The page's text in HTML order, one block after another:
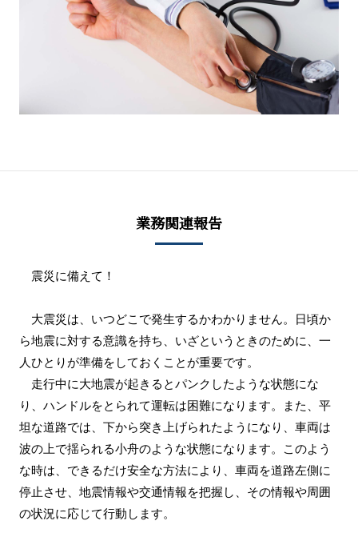
業務関連報告
震災に備えて！
大震災は、いつどこで発生するかわかりません。日頃か
ら地震に対する意識を持ち、いざというときのために、一
人ひとりが準備をしておくことが重要です。
走行中に大地震が起きるとパンクしたような状態にな
り、ハンドルをとられて運転は困難になります。また、平
坦な道路では、下から突き上げられたようになり、車両は
波の上で揺られる小舟のような状態になります。このよう
な時は、できるだけ安全な方法により、車両を道路左側に
停止させ、地震情報や交通情報を把握し、その情報や周囲
の状況に応じて行動します。